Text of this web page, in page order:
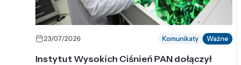
23/07/2026 Komunikaty Ważne
Instytut Wysokich Ciśnień PAN dołączył